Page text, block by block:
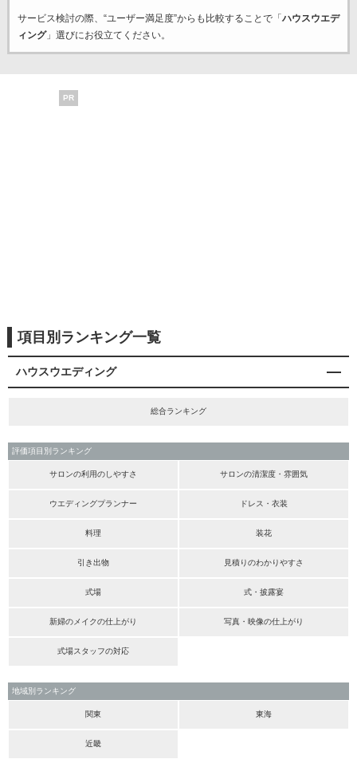
サービス検討の際、“ユーザー満足度”からも比較することで「 ハウスウエデ
ィング」選びにお役立てください。
PR
項目別ランキング一覧
ハウスウエディング
総合ランキング
評価項目別ランキング
サロンの利用のしやすさ サロンの清潔度・雰囲気
ウエディングプランナー ドレス・衣装
料理 装花
引き出物 見積りのわかりやすさ
式場 式・披露宴
新婦のメイクの仕上がり 写真・映像の仕上がり
式場スタッフの対応
地域別ランキング
関東 東海
近畿